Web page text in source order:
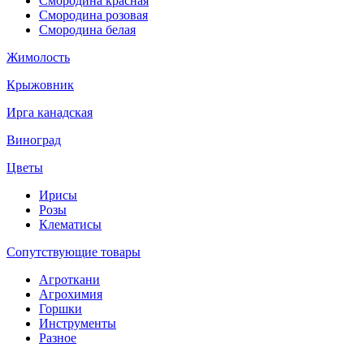
Смородина розовая
Смородина белая
Жимолость
Крыжовник
Ирга канадская
Виноград
Цветы
Ирисы
Розы
Клематисы
Сопутствующие товары
Агроткани
Агрохимия
Горшки
Инструменты
Разное